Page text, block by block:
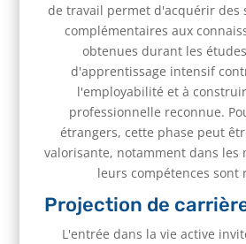
de travail permet d'acquérir des
complémentaires aux
obtenues durant les
d'apprentissage intensif
l'employabilité et à
professionnelle reconnue.
étrangers, cette phase peut
valorisante, notamment dans les
leurs compétences sont
Projection de
L'entrée dans la vie active